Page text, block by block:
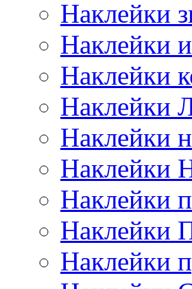
Наклейки
Наклейки
Наклейки
Наклейки
Наклейки
Наклейки
Наклейки
Наклейки
Наклейки